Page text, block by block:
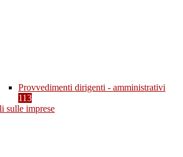
Provvedimenti dirigenti - amministrativi
113
sulle imprese